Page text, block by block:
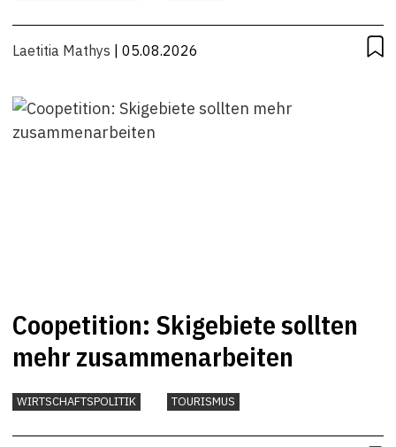
Laetitia Mathys | 05.08.2026
Coopetition: Skigebiete sollten
mehr zusammenarbeiten
WIRTSCHAFTSPOLITIK TOURISMUS